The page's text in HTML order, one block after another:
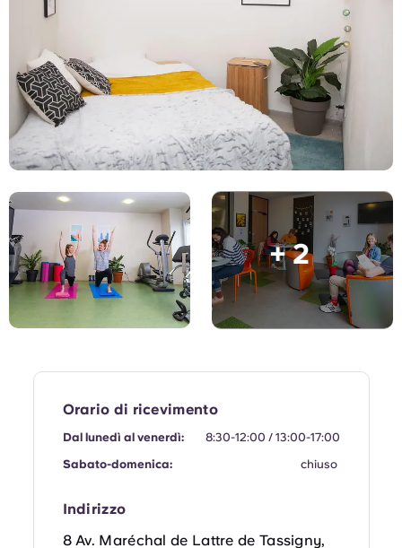
English (US)
Chinese
Español
Català
Deutsch
Italian
Portuguese
Seleziona un paese
Seleziona una città
Seleziona una residenza
Accedi
+ 2
Orario di ricevimento
Dal lunedì al venerdì:
8:30-12:00 / 13:00-17:00
Sabato-domenica:
chiuso
Indirizzo
8 Av. Maréchal de Lattre de Tassigny,